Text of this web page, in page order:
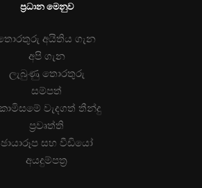
ප්‍රධාන මෙනුව
අයිතිය ගැන
අපි ගැන
ලැබුණු තොරතුරු
සම්පත්
වැදගත් තීන්දු
ප්‍රවෘත්ති
ඡායාරූප සහ වීඩියෝ
අයදුම්පත්‍ර